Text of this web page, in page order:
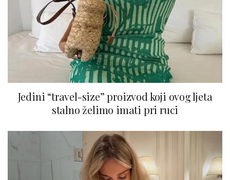
Jedini “travel-size” proizvod koji ovog ljeta
stalno želimo imati pri ruci